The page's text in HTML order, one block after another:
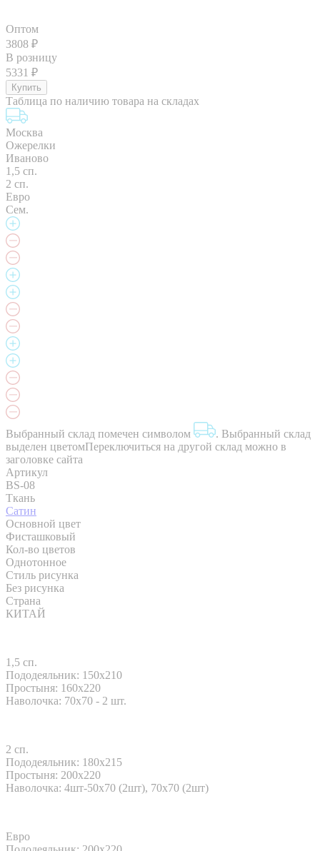
Оптом
3808 ₽
В розницу
5331 ₽
Таблица по наличию товара на складах
Москва
Ожерелки
Иваново
1,5 сп.
2 сп.
Евро
Сем.
Выбранный склад помечен символом . Выбранный склад
выделен цветомПереключиться на другой склад можно в
заголовке сайта
Артикул
BS-08
Ткань
Сатин
Основной цвет
Фисташковый
Кол-во цветов
Однотонное
Стиль рисунка
Без рисунка
Страна
КИТАЙ
1,5 сп.
Пододеяльник: 150x210
Простыня: 160x220
Наволочка: 70x70 - 2 шт.
2 сп.
Пододеяльник: 180x215
Простыня: 200x220
Наволочка: 4шт-50х70 (2шт), 70х70 (2шт)
Евро